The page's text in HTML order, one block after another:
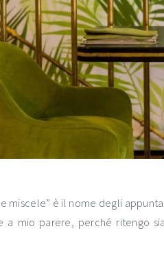
e miscele” è il nome degli
a mio parere, perché ritengo